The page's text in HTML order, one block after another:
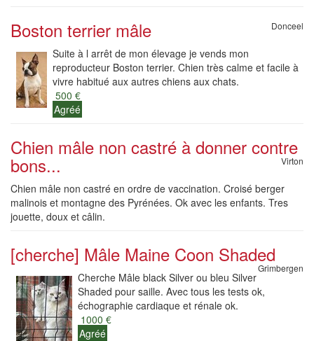
Boston terrier mâle Donceel
Suite à l arrêt de mon élevage je vends mon
reproducteur Boston terrier. Chien très calme et facile à
vivre habitué aux autres chiens aux chats.
500 €
Agréé
Chien mâle non castré à donner contre
bons... Virton
Chien mâle non castré en ordre de vaccination. Croisé berger
malinois et montagne des Pyrénées. Ok avec les enfants. Tres
jouette, doux et câlin.
[cherche] Mâle Maine Coon Shaded
Grimbergen
Cherche Mâle black Silver ou bleu Silver
Shaded pour saille. Avec tous les tests ok,
échographie cardiaque et rénale ok.
1000 €
Agréé